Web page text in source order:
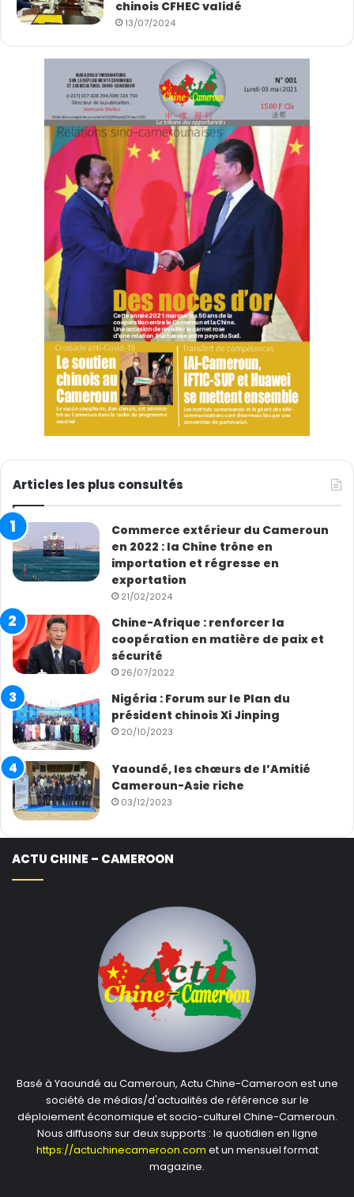
chinois CFHEC validé
13/07/2024
Articles les plus consultés
Commerce extérieur du Cameroun
en 2022 : la Chine trône en
importation et régresse en
exportation
21/02/2024
Chine-Afrique : renforcer la
coopération en matière de paix et
sécurité
26/07/2022
Nigéria : Forum sur le Plan du
président chinois Xi Jinping
20/10/2023
Yaoundé, les chœurs de l’Amitié
Cameroun-Asie riche
03/12/2023
ACTU CHINE – CAMEROON
Basé à Yaoundé au Cameroun, Actu Chine-Cameroon est une
société de médias/d'actualités de référence sur le
déploiement économique et socio-culturel Chine-Cameroun.
Nous diffusons sur deux supports : le quotidien en ligne
https://actuchinecameroon.com et un mensuel format
magazine.